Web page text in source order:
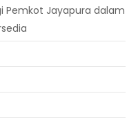
Pemkot Jayapura dalam